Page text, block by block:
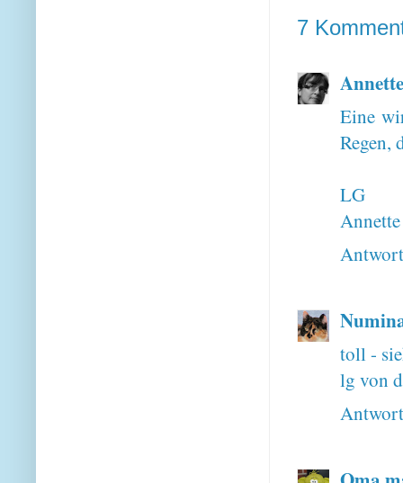
7
Annette
Eine
Regen,
LG
Annette
toll -
lg von